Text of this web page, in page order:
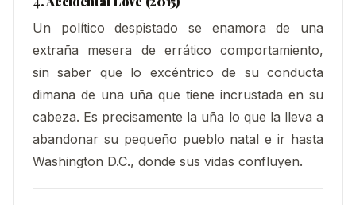
Un político despistado se enamora de una
extraña mesera de errático comportamiento,
sin saber que lo excéntrico de su conducta
dimana de una uña que tiene incrustada en su
cabeza. Es precisamente la uña lo que la lleva a
abandonar su pequeño pueblo natal e ir hasta
Washington D.C., donde sus vidas confluyen.